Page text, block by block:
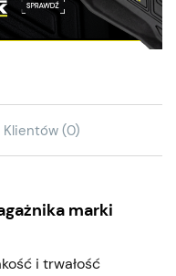
(0)
marki
i trwałość